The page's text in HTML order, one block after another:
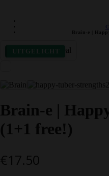
Brain-e |
UITGELICHT
Brain-e |
(1+1 free!)
€17.50